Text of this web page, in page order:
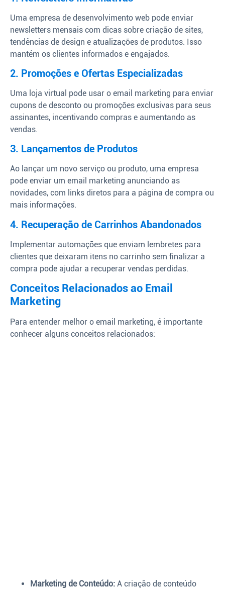
Uma empresa de desenvolvimento web pode enviar
newsletters mensais com dicas sobre criação de sites,
tendências de design e atualizações de produtos. Isso
mantém os clientes informados e engajados.
2. Promoções e Ofertas Especializadas
Uma loja virtual pode usar o email marketing para enviar
cupons de desconto ou promoções exclusivas para seus
assinantes, incentivando compras e aumentando as
vendas.
3. Lançamentos de Produtos
Ao lançar um novo serviço ou produto, uma empresa
pode enviar um email marketing anunciando as
novidades, com links diretos para a página de compra ou
mais informações.
4. Recuperação de Carrinhos Abandonados
Implementar automações que enviam lembretes para
clientes que deixaram itens no carrinho sem finalizar a
compra pode ajudar a recuperar vendas perdidas.
Conceitos Relacionados ao Email
Marketing
Para entender melhor o email marketing, é importante
conhecer alguns conceitos relacionados:
Marketing de Conteúdo: A criação de conteúdo